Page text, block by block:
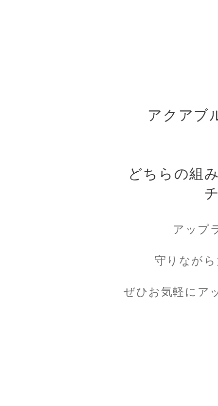
アクア
どちらの組
アップ
守りなが
ぜひお気軽にア